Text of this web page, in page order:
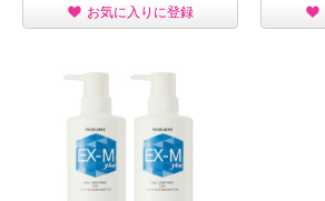
お気に入りに登録